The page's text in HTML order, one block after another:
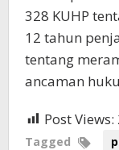
328 KUHP
12 tahun
tentang
ancaman
Post Views:
Tagged